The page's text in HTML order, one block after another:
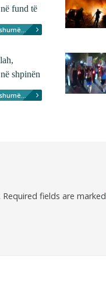
fund të
shpinën
Required fields are marked